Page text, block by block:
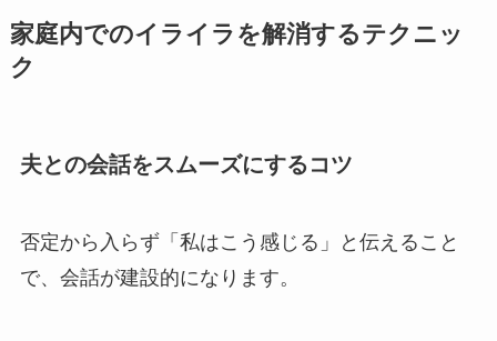
家庭内でのイライラを解消するテクニッ
ク
夫との会話をスムーズにするコツ
否定から入らず「私はこう感じる」と伝えること
で、会話が建設的になります。